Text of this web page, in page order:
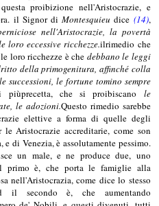
proibizione nell'Aristocrazie, e
il Signor diMontesquieu dice (14),
nell'Aristocrazie, la povertà
loro eccessive ricchezze.ilrimedio che
loro ricchezze è che debbano le leggi
della primogenitura, affinché colla
successioni, le fortune tomino sempre
che si proibiscano le
le adozioni.Questo rimedio sarebbe
elettive a forma di quelle degli
Aristocrazie accreditarie, come son
di Venezia, è assolutamente pessimo.
un male, e ne produce due, uno
primo è, che porta le famiglie alla
nell'Aristocrazia, come dice lo stesso
il secondo è, che aumentando